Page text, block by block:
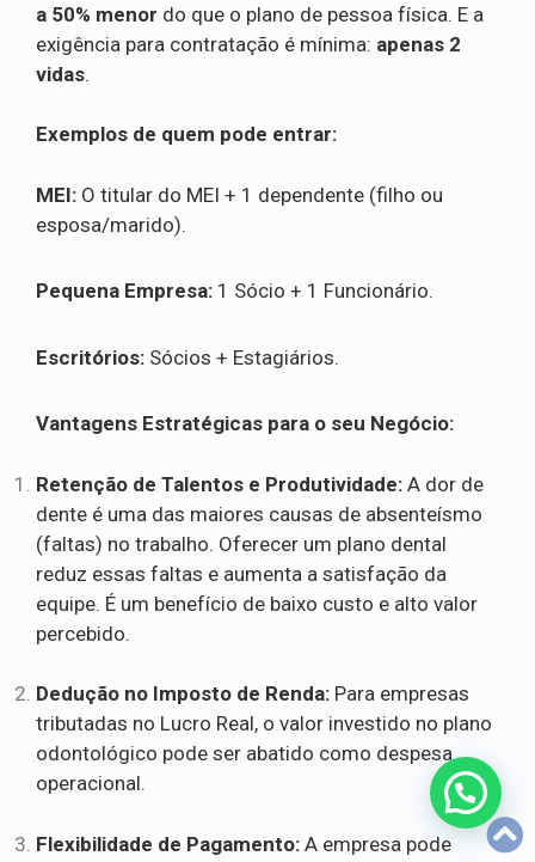
a 50% menor do que o plano de pessoa física. E a
exigência para contratação é mínima: apenas 2
vidas.
Exemplos de quem pode entrar:
MEI: O titular do MEI + 1 dependente (filho ou
esposa/marido).
Pequena Empresa: 1 Sócio + 1 Funcionário.
Escritórios: Sócios + Estagiários.
Vantagens Estratégicas para o seu Negócio:
Retenção de Talentos e Produtividade: A dor de
dente é uma das maiores causas de absenteísmo
(faltas) no trabalho. Oferecer um plano dental
reduz essas faltas e aumenta a satisfação da
equipe. É um benefício de baixo custo e alto valor
percebido.
Dedução no Imposto de Renda: Para empresas
tributadas no Lucro Real, o valor investido no plano
odontológico pode ser abatido como despesa
operacional.
Flexibilidade de Pagamento: A empresa pode